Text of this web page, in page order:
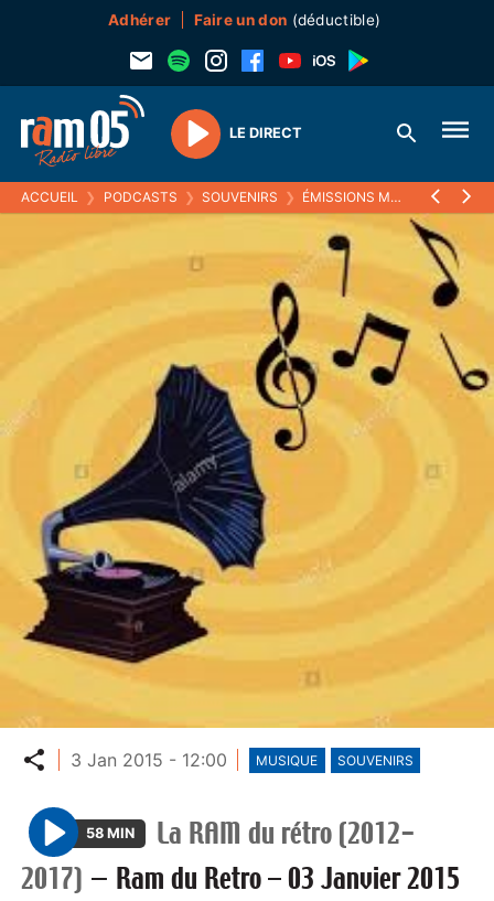
Adhérer Faire un don (déductible)
Play
LE DIRECT
ACCUEIL ❯ PODCASTS ❯ SOUVENIRS ❯ ÉMISSIONS MUSICALES (SOUVENIRS)
Partager
3 Jan 2015 - 12:00 MUSIQUE SOUVENIRS
P
l
58 MIN
La RAM du rétro (2012-
2017) — Ram du Retro – 03 Janvier 2015